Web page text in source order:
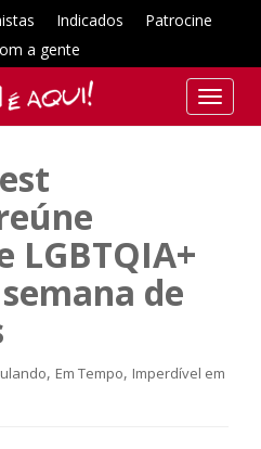
Indicados
Patrocine
a gente
T
o
a
LGBTQIA+
de
, Em Tempo, Imperdível em